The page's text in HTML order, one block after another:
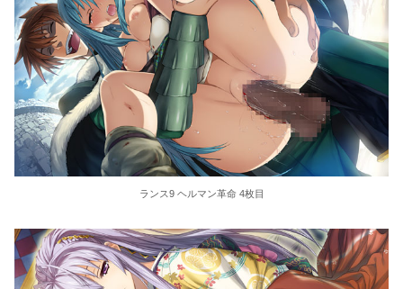
ランス9 ヘルマン革命 4枚目